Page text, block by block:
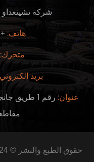
شركة تشينغداو
هاتف:+86-17854296272
متحرك:
بريد إلكتروني:
رقم 1 طريق
مقاطعة